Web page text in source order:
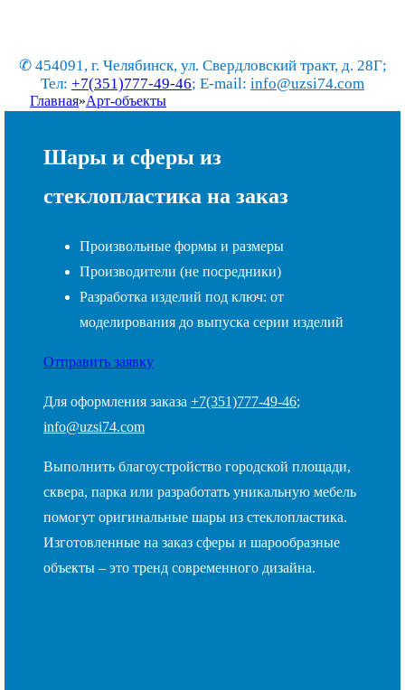
✆ 454091, г. Челябинск, ул. Свердловский тракт, д. 28Г;
Тел: +7(351)777-49-46; E-mail: info@uzsi74.com
Главная»Арт-объекты
Шары и сферы из
стеклопластика на заказ
Произвольные формы и размеры
Производители (не посредники)
Разработка изделий под ключ: от
моделирования до выпуска серии изделий
Отправить заявку
Для оформления заказа +7(351)777-49-46;
info@uzsi74.com
Выполнить благоустройство городской площади,
сквера, парка или разработать уникальную мебель
помогут оригинальные шары из стеклопластика.
Изготовленные на заказ сферы и шарообразные
объекты – это тренд современного дизайна.